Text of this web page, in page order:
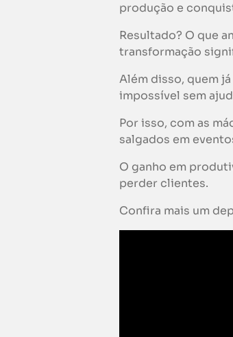
produção e
Resultado? O que
transformação
Além disso, quem
impossível sem
Por isso, com as
salgados em
O ganho em
perder clientes.
Confira mais um